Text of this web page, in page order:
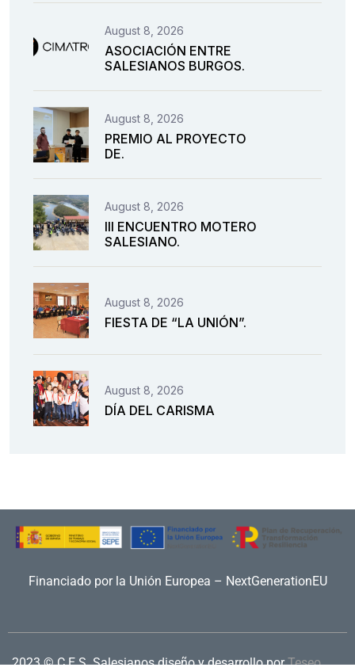
August 8, 2026
ASOCIACIÓN ENTRE
SALESIANOS BURGOS.
August 8, 2026
PREMIO AL PROYECTO
DE.
August 8, 2026
III ENCUENTRO MOTERO
SALESIANO.
August 8, 2026
FIESTA DE “LA UNIÓN”.
August 8, 2026
DÍA DEL CARISMA
Financiado por la Unión Europea – NextGenerationEU
2023 © C.E.S. Salesianosdiseño y desarrollo por Teseo